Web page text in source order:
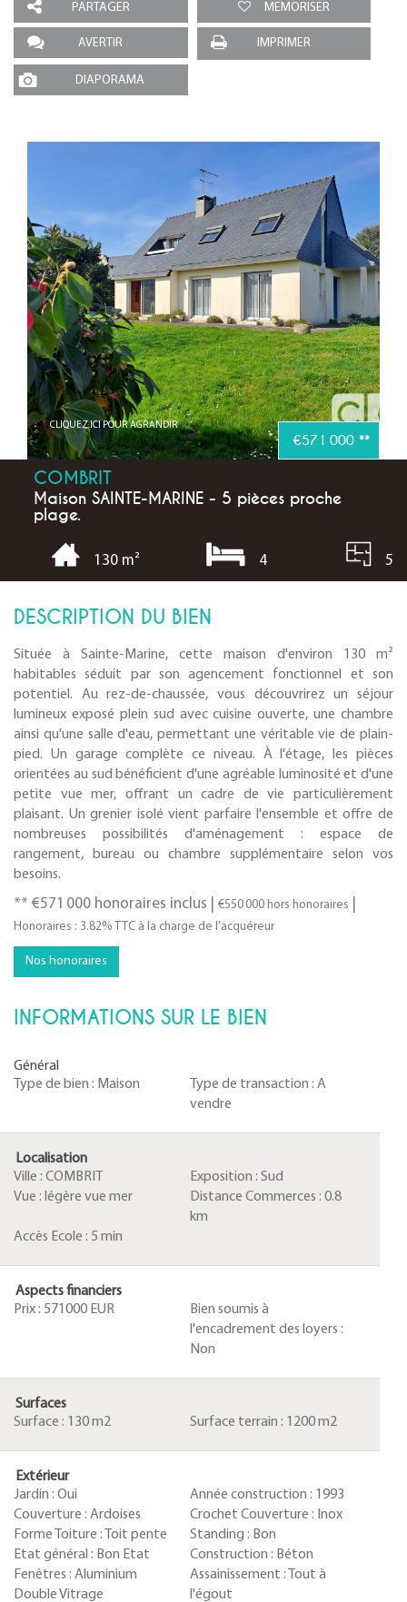
PARTAGER MEMORISER
AVERTIR IMPRIMER
DIAPORAMA
CLIQUEZ ICI POUR AGRANDIR
€571 000 **
COMBRIT
Maison SAINTE-MARINE - 5 pièces proche
plage.
130 m² 4 5
DESCRIPTION DU BIEN
Située à Sainte-Marine, cette maison d'environ 130 m²
habitables séduit par son agencement fonctionnel et son
potentiel. Au rez-de-chaussée, vous découvrirez un séjour
lumineux exposé plein sud avec cuisine ouverte, une chambre
ainsi qu'une salle d'eau, permettant une véritable vie de plain-
pied. Un garage complète ce niveau. À l'étage, les pièces
orientées au sud bénéficient d'une agréable luminosité et d'une
petite vue mer, offrant un cadre de vie particulièrement
plaisant. Un grenier isolé vient parfaire l'ensemble et offre de
nombreuses possibilités d'aménagement : espace de
rangement, bureau ou chambre supplémentaire selon vos
besoins.
** €571 000 honoraires inclus €550 000 hors honoraires
Honoraires : 3.82% TTC à la charge de l'acquéreur
Nos honoraires
INFORMATIONS SUR LE BIEN
Général
Type de bien : Maison Type de transaction : A
vendre
Localisation
Ville : COMBRIT Exposition : Sud
Vue : légère vue mer Distance Commerces : 0.8
km
Accès Ecole : 5 min
Aspects financiers
Prix : 571000 EUR
Bien soumis à
l'encadrement des loyers :
Non
Surfaces
Surface : 130 m2 Surface terrain : 1200 m2
Extérieur
Jardin : Oui Année construction : 1993
Couverture : Ardoises Crochet Couverture : Inox
Forme Toiture :
Toit pente Standing : Bon
Etat général : Bon Etat Construction : Béton
Fenêtres : Aluminium
Double Vitrage
Assainissement :
Tout à
l'égout